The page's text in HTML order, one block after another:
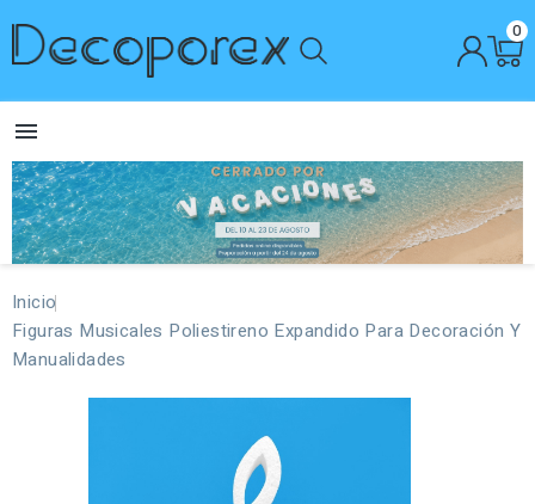
0

Inicio
Figuras Musicales Poliestireno Expandido Para Decoración Y
Manualidades